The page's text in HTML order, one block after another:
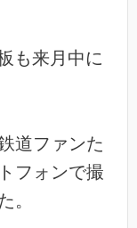
も来月中に
道ファンた
フォンで撮
。